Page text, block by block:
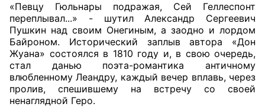
«Певцу Гюльнары подражая, Сей Геллеспонт
переплывал...» - шутил Александр Сергеевич
Пушкин над своим Онегиным, а заодно и лордом
Байроном. Исторический заплыв автора «Дон
Жуана» состоялся в 1810 году и, в свою очередь,
стал данью поэта-романтика античному
влюбленному Леандру, каждый вечер вплавь, через
пролив, спешившему на встречу со своей
ненаглядной Геро.